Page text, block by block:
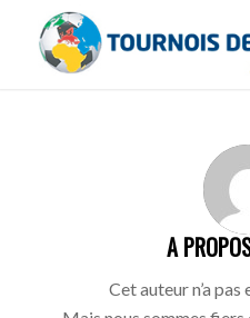
A
Cet auteur n’a